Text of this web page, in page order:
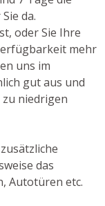
da.
oder Sie Ihre
mehr
uns im
gut aus und
niedrigen
das
Autotüren etc.